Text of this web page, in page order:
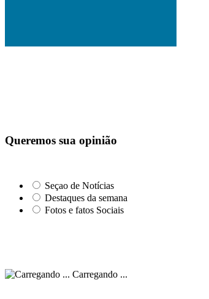
Queremos sua opinião
Seçao de Notícias
Destaques da semana
Fotos e fatos Sociais
Carregando ...